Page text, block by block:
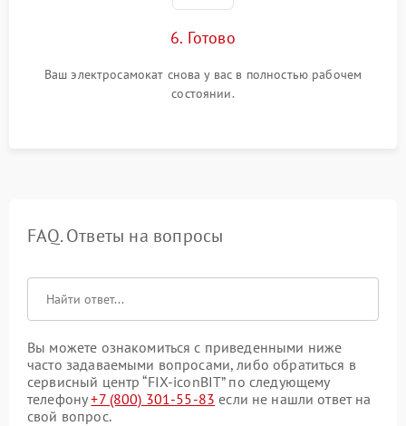
6. Готово
Ваш электросамокат снова у вас в полностью рабочем
состоянии.
FAQ. Ответы на вопросы
Вы можете ознакомиться с приведенными ниже
часто задаваемыми вопросами, либо обратиться в
сервисный центр “FIX-iconBIT” по следующему
телефону+7 (800) 301-55-83 если не нашли ответ на
свой вопрос.